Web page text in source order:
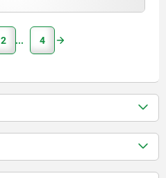
2 4